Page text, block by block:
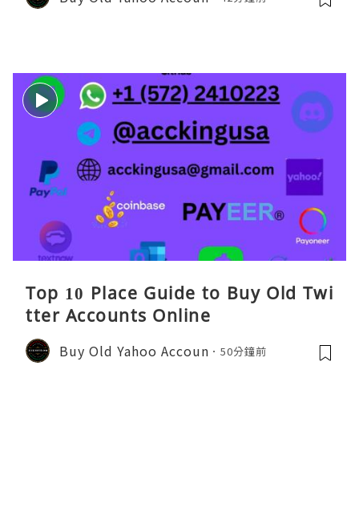
Top 10 Place Guide to Buy Old Twi
tter Accounts Online
Buy Old Yahoo Accoun 50分鐘前